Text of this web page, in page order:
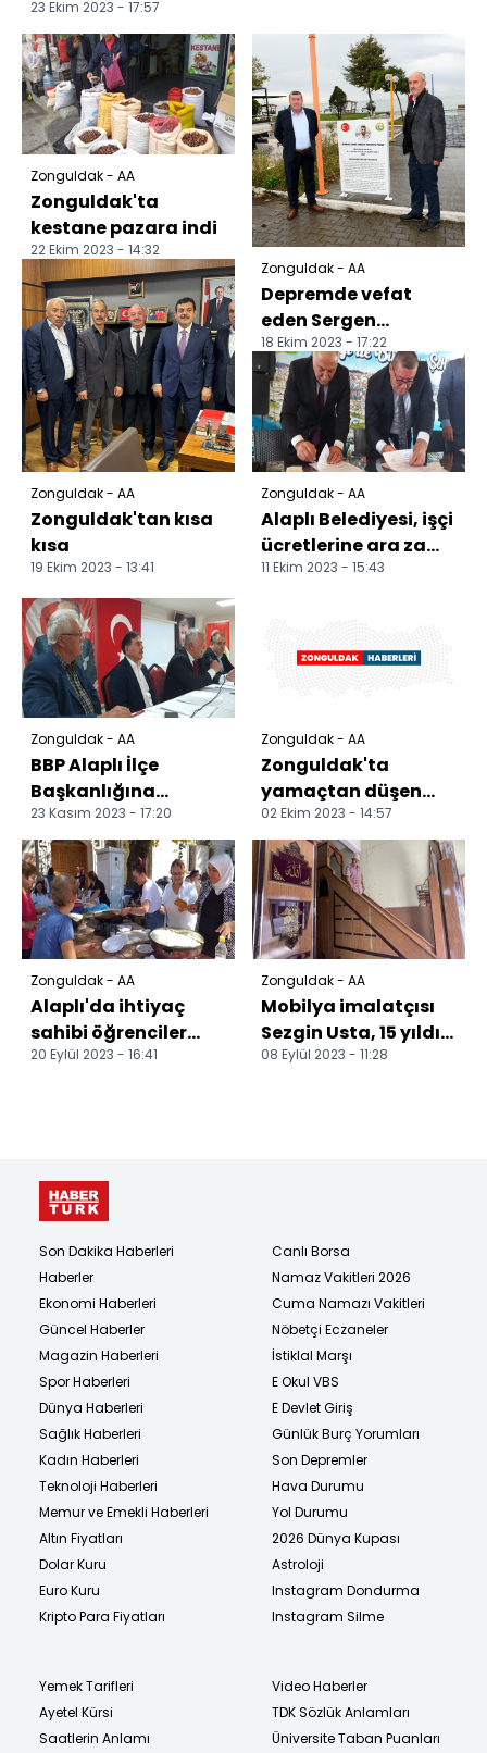
23 Ekim 2023 - 17:57
Zonguldak - AA
Zonguldak'ta
kestane pazara indi
22 Ekim 2023 - 14:32
Zonguldak - AA
Zonguldak'tan kısa
kısa
19 Ekim 2023 - 13:41
Zonguldak - AA
Depremde vefat
eden Sergen
Mudanya'nın ismi
Alaplı'da
yaşatılacak
18 Ekim 2023 - 17:22
Zonguldak - AA
Alaplı Belediyesi, işçi
ücretlerine ara zam
yaptı
11 Ekim 2023 - 15:43
Zonguldak - AA
BBP Alaplı İlçe
Başkanlığına
Muhammet Karaca
seçildi
23 Kasım 2023 - 17:20
Zonguldak - AA
Zonguldak'ta
yamaçtan düşen
kayalar kamyonete
isabet etti
02 Ekim 2023 - 14:57
Zonguldak - AA
Alaplı'da ihtiyaç
sahibi öğrenciler
yararına kermes
20 Eylül 2023 - 16:41
Zonguldak - AA
Mobilya imalatçısı
Sezgin Usta, 15 yıldır
camilere mihrap,
08 Eylül 2023 - 11:28
Son Dakika Haberleri
Haberler
Ekonomi Haberleri
Güncel Haberler
Magazin Haberleri
Spor Haberleri
Dünya Haberleri
Sağlık Haberleri
Kadın Haberleri
Teknoloji Haberleri
Memur ve Emekli Haberleri
Altın Fiyatları
Dolar Kuru
Euro Kuru
Kripto Para Fiyatları
Canlı Borsa
Namaz Vakitleri 2026
Cuma Namazı Vakitleri
Nöbetçi Eczaneler
İstiklal Marşı
E Okul VBS
E Devlet Giriş
Günlük Burç Yorumları
Son Depremler
Hava Durumu
Yol Durumu
2026 Dünya Kupası
Astroloji
Instagram Dondurma
Instagram Silme
Yemek Tarifleri
Ayetel Kürsi
Saatlerin Anlamı
Video Haberler
TDK Sözlük Anlamları
Üniversite Taban Puanları